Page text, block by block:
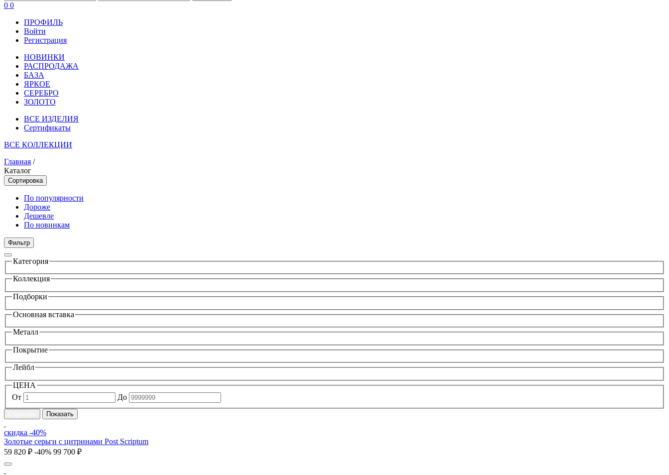
0 0
ПРОФИЛЬ
Войти
Регистрация
НОВИНКИ
РАСПРОДАЖА
БАЗА
ЯРКОЕ
СЕРЕБРО
ЗОЛОТО
ВСЕ ИЗДЕЛИЯ
Сертификаты
ВСЕ КОЛЛЕКЦИИ
Главная /
Каталог
Сортировка
По популярности
Дороже
Дешевле
По новинкам
Фильтр
Категория
Коллекция
Подборки
Основная вставка
Металл
Покрытие
Лейбл
ЦЕНА
От
До
скидка -40%
Золотые серьги с цитринами Post Scriptum
59 820 ₽ -40% 99 700 ₽